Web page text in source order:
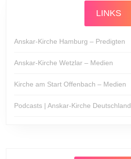
LINKS
Anskar-Kirche Hamburg – Predigten
Anskar-Kirche Wetzlar – Medien
Kirche am Start Offenbach – Medien
Podcasts | Anskar-Kirche Deutschland